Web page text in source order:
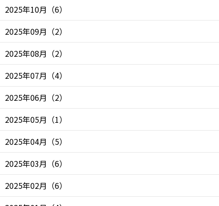
2025年10月 （6）
2025年09月 （2）
2025年08月 （2）
2025年07月 （4）
2025年06月 （2）
2025年05月 （1）
2025年04月 （5）
2025年03月 （6）
2025年02月 （6）